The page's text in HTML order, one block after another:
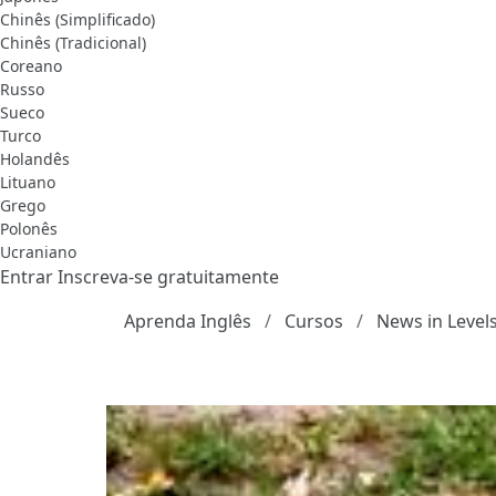
Chinês (Simplificado)
Chinês (Tradicional)
Coreano
Russo
Sueco
Turco
Holandês
Lituano
Grego
Polonês
Ucraniano
EntrarInscreva-se gratuitamente
Aprenda Inglês
Cursos News in